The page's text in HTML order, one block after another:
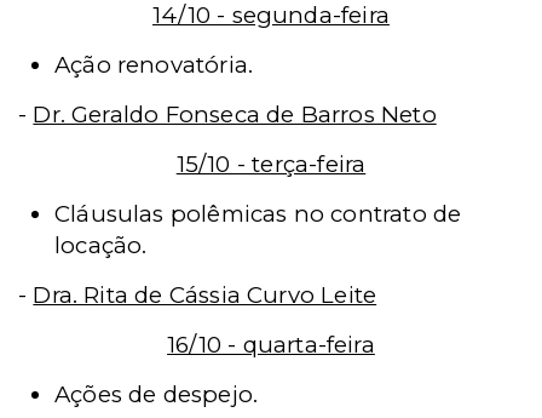
14/10 - segunda-feira
Ação renovatória.
- Dr. Geraldo Fonseca de Barros Neto
15/10 - terça-feira
Cláusulas polêmicas no contrato de
locação.
- Dra. Rita de Cássia Curvo Leite
16/10 - quarta-feira
Ações de despejo.